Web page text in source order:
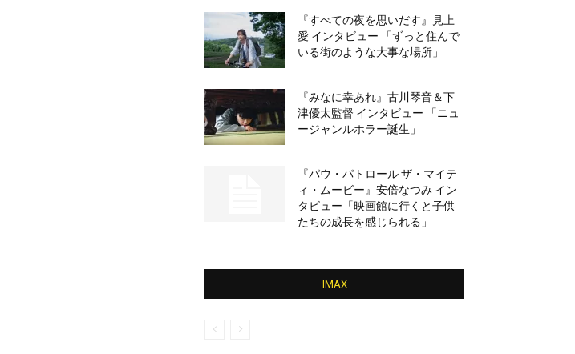
『すべての夜を思いだす』見上
愛 インタビュー 「ずっと住んで
いる街のような大事な場所」
『みなに幸あれ』古川琴音＆下
津優太監督 インタビュー 「ニュ
ージャンルホラー誕生」
『パウ・パトロール ザ・マイテ
ィ・ムービー』安倍なつみ イン
タビュー「映画館に行くと子供
たちの成長を感じられる」
IMAX